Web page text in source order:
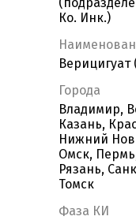
Ко. Инк.)
Верицигуат
Города
Владимир,
Казань,
Нижний
Омск,
Рязань,
Томск
Фаза КИ